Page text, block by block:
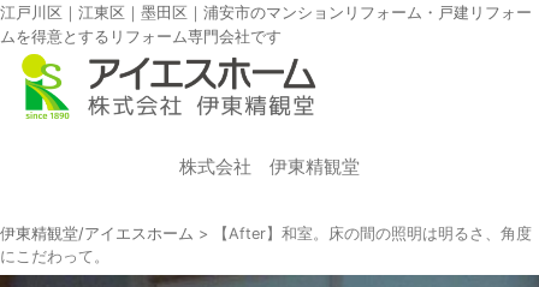
江戸川区｜江東区｜墨田区｜浦安市のマンションリフォーム・戸建リフォー
ムを得意とするリフォーム専門会社です
株式会社 伊東精観堂
伊東精観堂/アイエスホーム >
【After】和室。床の間の照明は明るさ、角度
にこだわって。